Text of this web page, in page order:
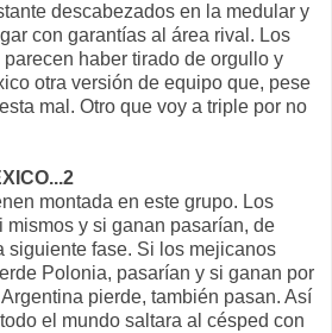
descabezados en la medular y
con garantías al área rival. Los
haber tirado de orgullo y
otra versión de equipo que, pese
mal. Otro que voy a triple por no
montada en este grupo. Los
y si ganan pasarían, de
siguiente fase. Si los mejicanos
Polonia, pasarían y si ganan por
pierde, también pasan. Así
el mundo saltara al césped con